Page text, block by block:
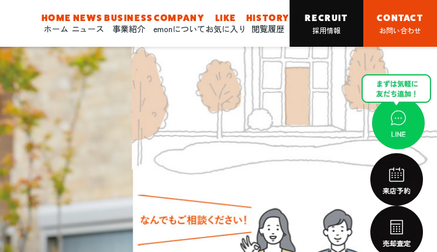
HOME
ホーム
NEWS
ニュース
BUSINESS
事業紹介
COMPANY
emonについて
LIKE
お気に入り
HISTORY
閲覧履歴
RECRUIT
採用情報
CONTACT
お問い合わせ